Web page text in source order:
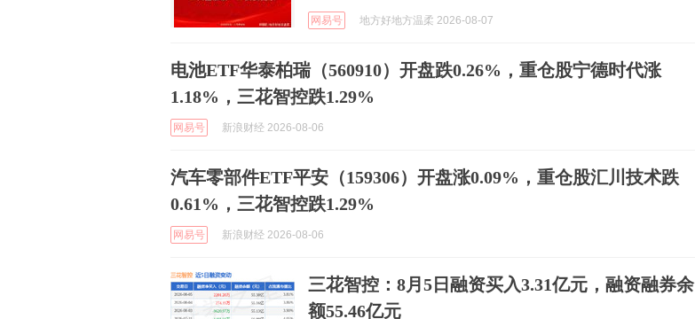
网易号 地方好地方温柔 2026-08-07
电池ETF华泰柏瑞（560910）开盘跌0.26%，重仓股宁德时代涨
1.18%，三花智控跌1.29%
网易号 新浪财经 2026-08-06
汽车零部件ETF平安（159306）开盘涨0.09%，重仓股汇川技术跌
0.61%，三花智控跌1.29%
网易号 新浪财经 2026-08-06
三花智控：8月5日融资买入3.31亿元，融资融券余
额55.46亿元